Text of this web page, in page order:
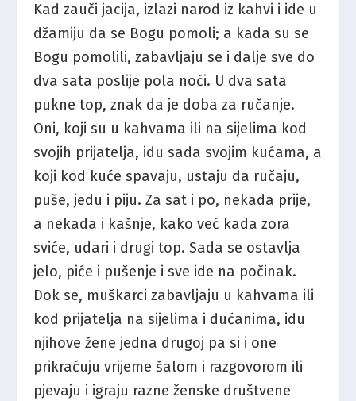
Kad zauči jacija, izlazi narod iz kahvi i ide u
džamiju da se Bogu pomoli; a kada su se
Bogu pomolili, zabavljaju se i dalje sve do
dva sata poslije pola noći. U dva sata
pukne top, znak da je doba za ručanje.
Oni, koji su u kahvama ili na sijelima kod
svojih prijatelja, idu sada svojim kućama, a
koji kod kuće spavaju, ustaju da ručaju,
puše, jedu i piju. Za sat i po, nekada prije,
a nekada i kašnje, kako već kada zora
sviće, udari i drugi top. Sada se ostavlja
jelo, piće i pušenje i sve ide na počinak.
Dok se, muškarci zabavljaju u kahvama ili
kod prijatelja na sijelima i dućanima, idu
njihove žene jedna drugoj pa si i one
prikraćuju vrijeme šalom i razgovorom ili
pjevaju i igraju razne ženske društvene